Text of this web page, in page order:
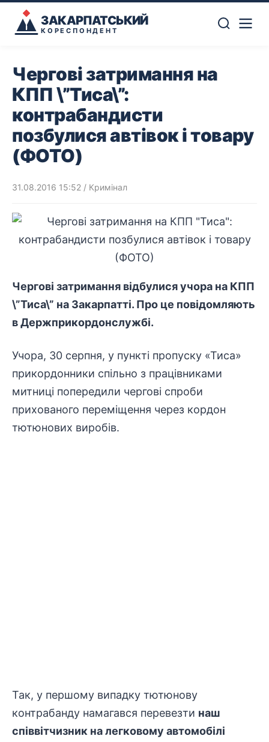
ЗАКАРПАТСЬКИЙ
КОРЕСПОНДЕНТ
Чергові затримання на
КПП \”Тиса\”:
контрабандисти
позбулися автівок і товару
(ФОТО)
31.08.2016 15:52 / Кримінал
Чергові затримання відбулися учора на КПП
\”Тиса\” на Закарпатті. Про це повідомляють
в Держприкордонслужбі.
Учора, 30 серпня, у пункті пропуску «Тиса»
прикордонники спільно з працівниками
митниці попередили чергові спроби
прихованого переміщення через кордон
тютюнових виробів.
Так, у першому випадку тютюнову
контрабанду намагався перевезти наш
співвітчизник на легковому автомобілі